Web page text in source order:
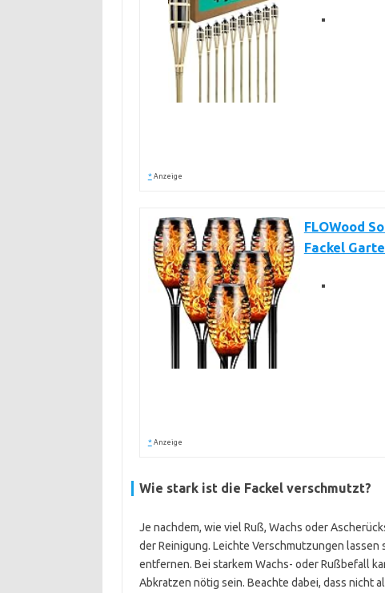
* Anzeige
FLOWood
Fackel
* Anzeige
Wie stark ist die Fackel verschmutzt?
Je nachdem, wie viel Ruß, Wachs oder
der Reinigung. Leichte Verschmutzungen
entfernen. Bei starkem Wachs- oder Rußbefall
Abkratzen nötig sein. Beachte dabei, dass nicht